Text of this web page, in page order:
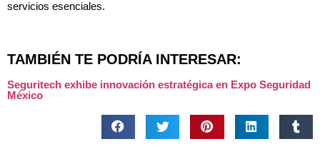
servicios esenciales.
TAMBIÉN TE PODRÍA INTERESAR:
Seguritech exhibe innovación estratégica en Expo Seguridad
México